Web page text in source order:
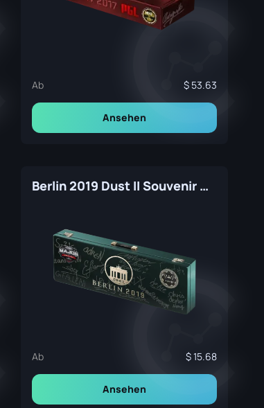
Ab 53.63
Ansehen
Berlin 2019 Dust II Souvenir Package
Ab 15.68
Ansehen